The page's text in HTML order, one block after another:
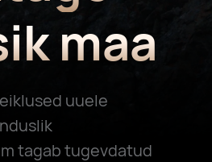
maa
uuele
tagab tugevdatud